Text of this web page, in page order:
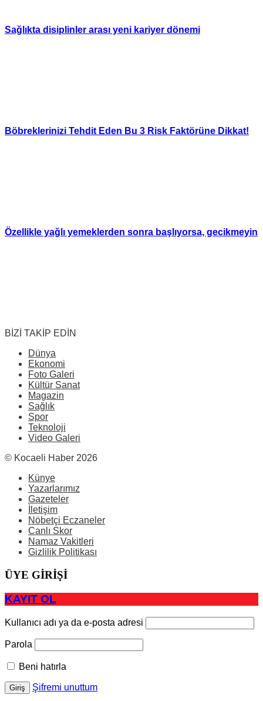
Sağlıkta disiplinler arası yeni kariyer dönemi
Böbreklerinizi Tehdit Eden Bu 3 Risk Faktörüne Dikkat!
Özellikle yağlı yemeklerden sonra başlıyorsa, gecikmeyin
BİZİ TAKİP EDİN
Dünya
Ekonomi
Foto Galeri
Kültür Sanat
Magazin
Sağlık
Spor
Teknoloji
Video Galeri
© Kocaeli Haber 2026
Künye
Yazarlarımız
Gazeteler
İletişim
Nöbetçi Eczaneler
Canlı Skor
Namaz Vakitleri
Gizlilik Politikası
ÜYE GİRİŞİ
KAYIT OL
Kullanıcı adı ya da e-posta adresi
Parola
Beni hatırla
Şifremi unuttum